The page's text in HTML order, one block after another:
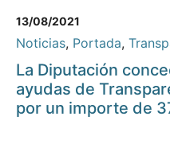
13/08/2021
Noticias, Portada,
La Diputación
ayudas de
por un importe de